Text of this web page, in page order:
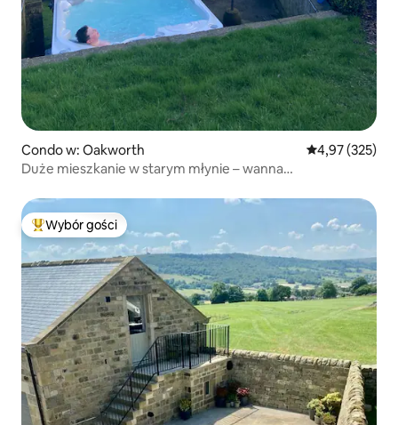
Condo w: Oakworth Średnia
4,97 (325)
Duże mieszkanie w starym młynie – wanna
Najpopularniejsze z kategorii Wybór gości
Wybór gości